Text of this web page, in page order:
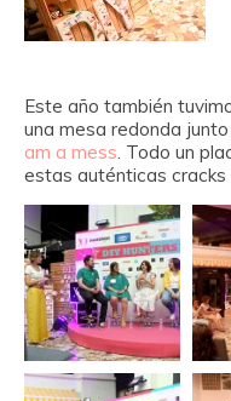
Este año también
una mesa redonda
am a mess. Todo un
estas auténticas cracks